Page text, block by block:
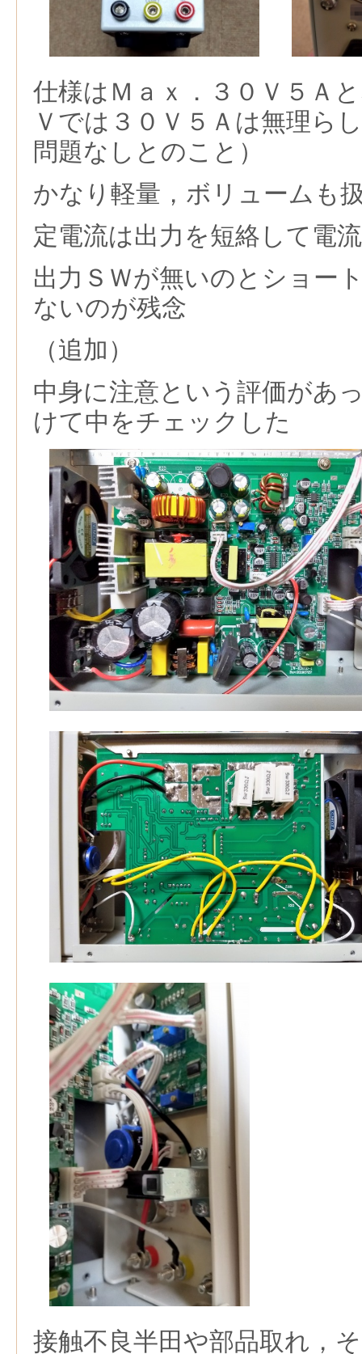
仕様はＭａｘ．３０Ｖ５Ａ
Ｖでは３０Ｖ５Ａは無理ら
問題なしとのこと）
かなり軽量，ボリュームも
定電流は出力を短絡して電
出力ＳＷが無いのと ショー
ないのが残念
（追加）
中身に注意という評価があ
けて中をチェックした
接触不良半田や部品取れ，